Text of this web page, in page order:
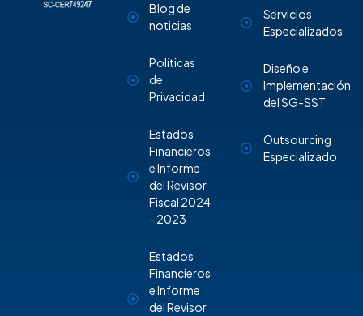
Blog de
noticias
Políticas
de
Privacidad
Estados
Financieros
e Informe
del Revisor
Fiscal 2024
- 2023
Estados
Financieros
e Informe
del Revisor
Servicios
Especializados
Diseño e
Implementación
del SG-SST
Outsourcing
Especializado